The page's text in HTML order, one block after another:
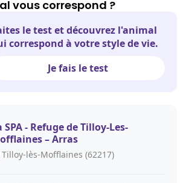
vous correspond ?
le test et découvrez l'animal
correspond à votre style de vie.
Je fais le test
SPA - Refuge de Tilloy-Les-
– Arras
Tilloy-lès-Mofflaines (62217)